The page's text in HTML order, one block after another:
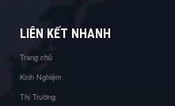
LIÊN KẾT NHANH
Trang chủ
Kinh Nghiệm
Thị Trường